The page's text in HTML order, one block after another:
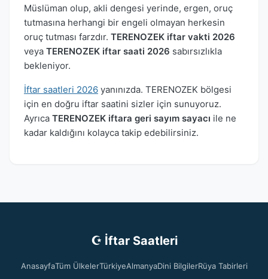
Müslüman olup, akli dengesi yerinde, ergen, oruç
tutmasına herhangi bir engeli olmayan herkesin
oruç tutması farzdır. TERENOZEK iftar vakti 2026
veya TERENOZEK iftar saati 2026 sabırsızlıkla
bekleniyor.
İftar saatleri 2026 yanınızda. TERENOZEK bölgesi
için en doğru iftar saatini sizler için sunuyoruz.
Ayrıca TERENOZEK iftara geri sayım sayacı ile ne
kadar kaldığını kolayca takip edebilirsiniz.
☪ İftar Saatleri
AnasayfaTüm ÜlkelerTürkiyeAlmanyaDini BilgilerRüya Tabirleri